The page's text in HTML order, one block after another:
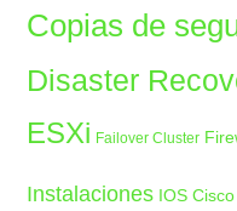
Copias de
Disaster
ESXi Failover Cluster
Instalaciones IOS Cisco